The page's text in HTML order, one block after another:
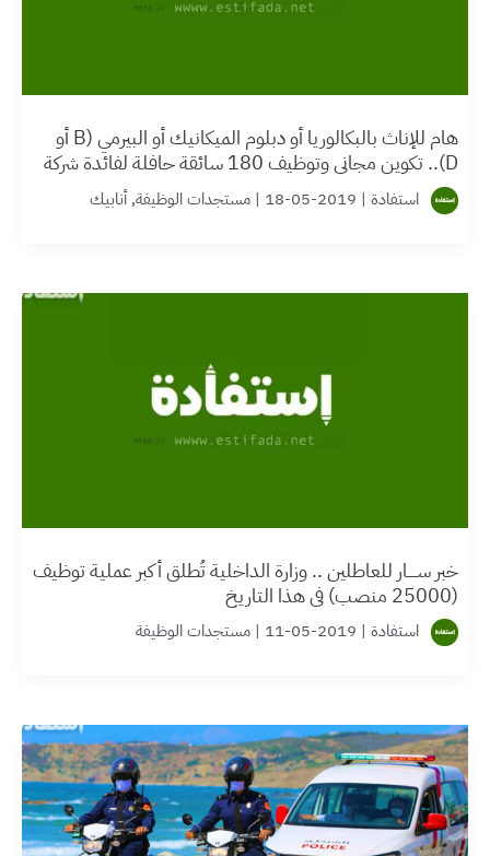
هام للإناث بالبكالوريا أو دبلوم الميكانيك أو البيرمي (B أو
D).. تكوين مجاني وتوظيف 180 سائقة حافلة لفائدة شركة
متخصصة للنقل
استفادة |
2019-05-18
|مستجدات الوظيفة,أنابيك
خبر ســــار للعاطلين .. وزارة الداخلية تُطلق أكبر عملية توظيف
(25000 منصب) في هذا التاريخ
استفادة |
2019-05-11
|مستجدات الوظيفة